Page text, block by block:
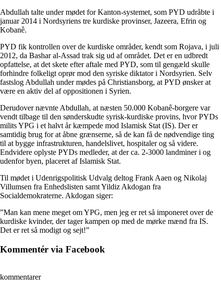
Abdullah talte under mødet for Kanton-systemet, som PYD udråbte i
januar 2014 i Nordsyriens tre kurdiske provinser, Jazeera, Efrin og
Kobanê.
PYD fik kontrollen over de kurdiske områder, kendt som Rojava, i juli
2012, da Bashar al-Assad trak sig ud af området. Det er en udbredt
opfattelse, at det skete efter aftale med PYD, som til gengæld skulle
forhindre folkeligt oprør mod den syriske diktator i Nordsyrien. Selv
fastslog Abdullah under mødes på Christiansborg, at PYD ønsker at
være en aktiv del af oppositionen i Syrien.
Derudover nævnte Abdullah, at næsten 50.000 Kobanê-borgere var
vendt tilbage til den sønderskudte syrisk-kurdiske provins, hvor PYDs
milits YPG i et halvt år kæmpede mod Islamisk Stat (IS). Der er
samtidig brug for at åbne grænserne, så de kan få de nødvendige ting
til at bygge infrastrukturen, handelslivet, hospitaler og så videre.
Endvidere oplyste PYDs medleder, at der ca. 2-3000 landminer i og
udenfor byen, placeret af Islamisk Stat.
Til mødet i Udenrigspolitisk Udvalg deltog Frank Aaen og Nikolaj
Villumsen fra Enhedslisten samt Yildiz Akdogan fra
Socialdemokraterne. Akdogan siger:
”Man kan mene meget om YPG, men jeg er ret så imponeret over de
kurdiske kvinder, der tager kampen op med de mørke mænd fra IS.
Det er ret så modigt og sejt!”
Kommentér via Facebook
kommentarer